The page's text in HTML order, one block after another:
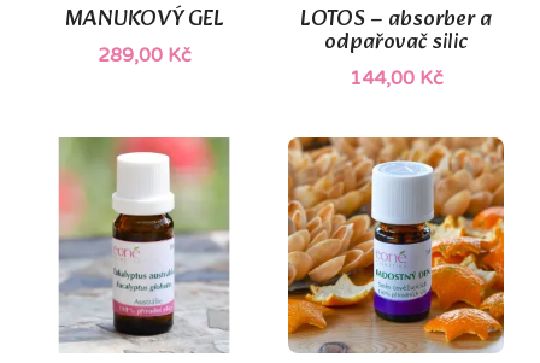
MANUKOVÝ GEL
289,00 Kč
LOTOS – absorber a
odpařovač silic
144,00 Kč